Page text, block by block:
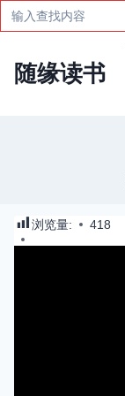
Search
for:
随缘读书
浏览量: 418